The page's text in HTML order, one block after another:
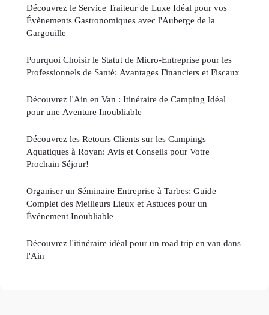
Découvrez le Service Traiteur de Luxe Idéal pour vos
Évènements Gastronomiques avec l'Auberge de la
Gargouille
Pourquoi Choisir le Statut de Micro-Entreprise pour les
Professionnels de Santé: Avantages Financiers et Fiscaux
Découvrez l'Ain en Van : Itinéraire de Camping Idéal
pour une Aventure Inoubliable
Découvrez les Retours Clients sur les Campings
Aquatiques à Royan: Avis et Conseils pour Votre
Prochain Séjour!
Organiser un Séminaire Entreprise à Tarbes: Guide
Complet des Meilleurs Lieux et Astuces pour un
Événement Inoubliable
Découvrez l'itinéraire idéal pour un road trip en van dans
l'Ain